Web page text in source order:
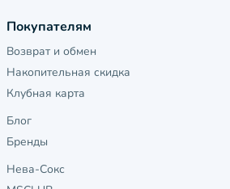
Покупателям
Возврат и обмен
Накопительная скидка
Клубная карта
Блог
Бренды
Нева-Сокс